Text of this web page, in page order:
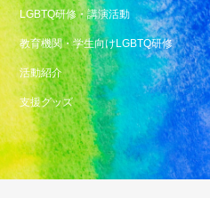
LGBTQ研修・講演活動
教育機関・学生向けLGBTQ研修
活動紹介
支援グッズ